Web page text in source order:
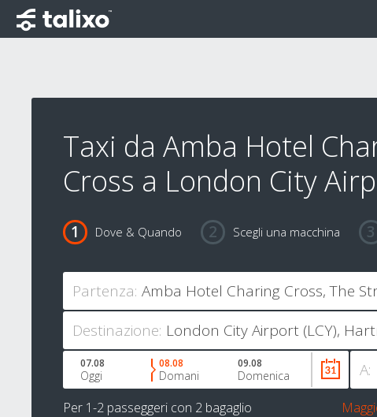
Taxi da Amba Hotel
Cross a London City
Dove & Quando Scegli una macchina
Partenza:
Destinazione:
A:
07.08
Oggi
08.08
Domani
09.08
Domenica
Per 1-2 passeggeri con 2 bagaglio